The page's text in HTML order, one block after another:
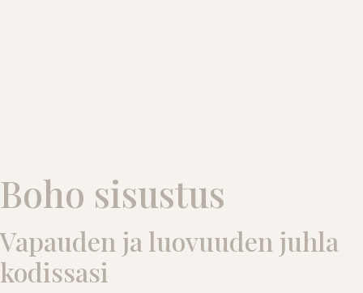
Boho sisustus
Vapauden ja luovuuden juhla
kodissasi